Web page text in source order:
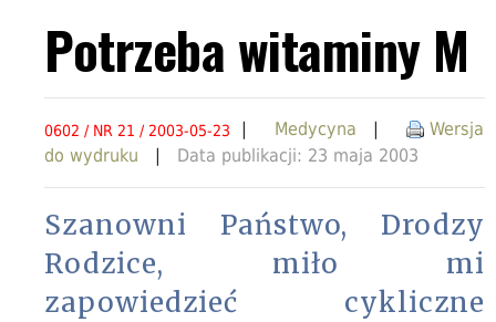
Potrzeba witaminy M
0602 / NR 21 / 2003-05-23 | Medycyna |
Wersja
do wydruku
| Data publikacji: 23 maja 2003
Szanowni Państwo, Drodzy
Rodzice, miło mi
zapowiedzieć cykliczne